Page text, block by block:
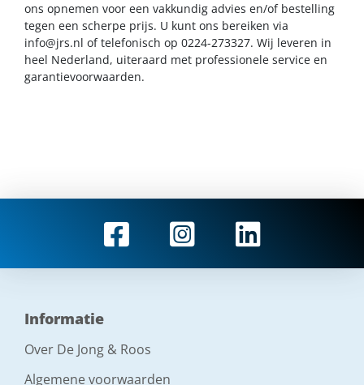
ons opnemen voor een vakkundig advies en/of bestelling
tegen een scherpe prijs. U kunt ons bereiken via
info@jrs.nl of telefonisch op 0224-273327. Wij leveren in
heel Nederland, uiteraard met professionele service en
garantievoorwaarden.
Informatie
Over De Jong & Roos
Algemene voorwaarden